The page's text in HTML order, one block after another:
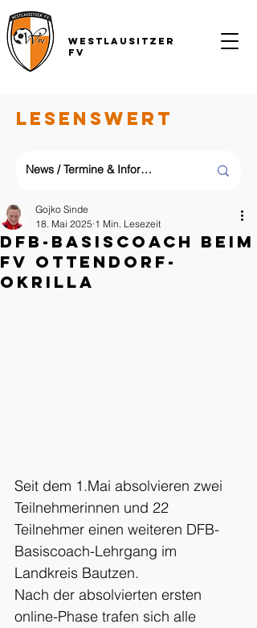
Westlausitzer
FV
LESENSWERT
DFB-Basiscoach beim
FV Ottendorf-
Okrilla
Gojko Sinde
18. Mai 2025 1 Min. Lesezeit
Seit dem 1.Mai absolvieren zwei
Teilnehmerinnen und 22
Teilnehmer einen weiteren DFB-
Basiscoach-Lehrgang im
Landkreis Bautzen.
Nach der absolvierten ersten
online-Phase trafen sich alle